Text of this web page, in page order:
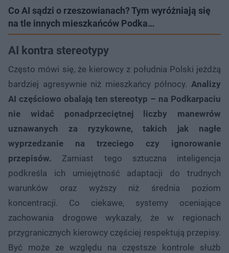
Co AI sądzi o rzeszowianach? Tym wyróżniają się
na tle innych mieszkańców Podka…
AI kontra stereotypy
Często mówi się, że kierowcy z południa Polski jeżdżą
bardziej agresywnie niż mieszkańcy północy. Analizy
AI częściowo obalają ten stereotyp – na Podkarpaciu
nie widać ponadprzeciętnej liczby manewrów
uznawanych za ryzykowne, takich jak nagłe
wyprzedzanie na trzeciego czy ignorowanie
przepisów. Zamiast tego sztuczna inteligencja
podkreśla ich umiejętność adaptacji do trudnych
warunków oraz wyższy niż średnia poziom
koncentracji. Co ciekawe, systemy oceniające
zachowania drogowe wykazały, że w regionach
przygranicznych kierowcy częściej respektują przepisy.
Być może ze względu na częstsze kontrole służb